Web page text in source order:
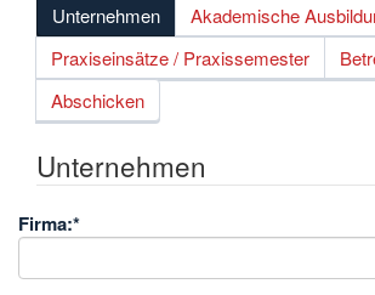
Unternehmen
Akademische
Praxiseinsätze / Praxissemester
Abschicken
Unternehmen
Firma:*